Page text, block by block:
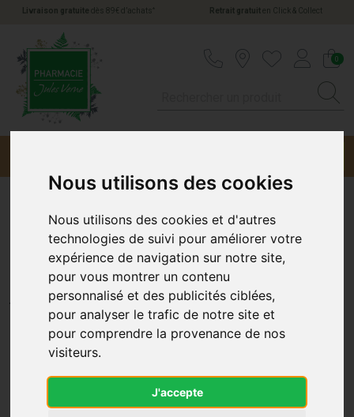
Nous utilisons des cookies
Nous utilisons des cookies et d'autres
technologies de suivi pour améliorer votre
expérience de navigation sur notre site,
pour vous montrer un contenu
personnalisé et des publicités ciblées,
pour analyser le trafic de notre site et
pour comprendre la provenance de nos
visiteurs.
J'accepte
Livraison gratuite dès 89€ d’achats * Retrait gratuiten Click & Collect
0
Puressentiel Bain Minceur
100Ml
PURESSENTIEL